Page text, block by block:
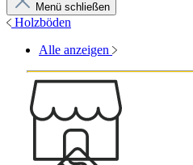
Menü schließen
Holzböden
Alle anzeigen